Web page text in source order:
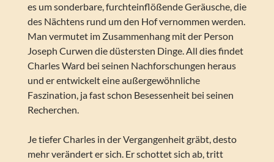
es um sonderbare, furchteinflößende Geräusche, die
des Nächtens rund um den Hof vernommen werden.
Man vermutet im Zusammenhang mit der Person
Joseph Curwen die düstersten Dinge. All dies findet
Charles Ward bei seinen Nachforschungen heraus
und er entwickelt eine außergewöhnliche
Faszination, ja fast schon Besessenheit bei seinen
Recherchen.
Je tiefer Charles in der Vergangenheit gräbt, desto
mehr verändert er sich. Er schottet sich ab, tritt